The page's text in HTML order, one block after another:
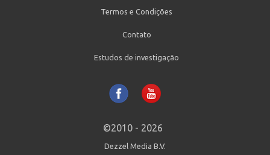
Termos e Condições
Contato
Estudos de investigação
©2010 - 2026
Dezzel Media B.V.